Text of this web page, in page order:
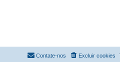
Excluir cookies
Contate-nos